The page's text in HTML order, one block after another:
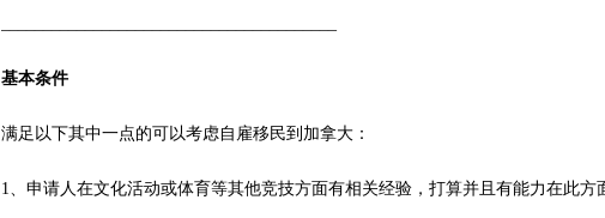
基本条件
满足以下其中一点的可以考虑自雇移民到加拿大：
1、申请人在文化活动或体育等其他竞技方面有相关经验，打算并且有能力在此方